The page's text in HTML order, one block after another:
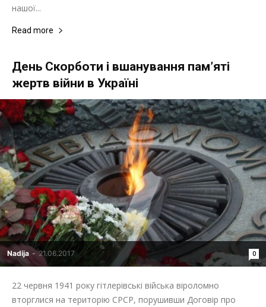
нашої...
Read more
День Скорботи і вшанування пам’яті
жертв війни в Україні
Nadija - 21.06.2017 0
22 червня 1941 року гітлерівські війська віроломно
вторглися на територію СРСР, порушивши Договір про